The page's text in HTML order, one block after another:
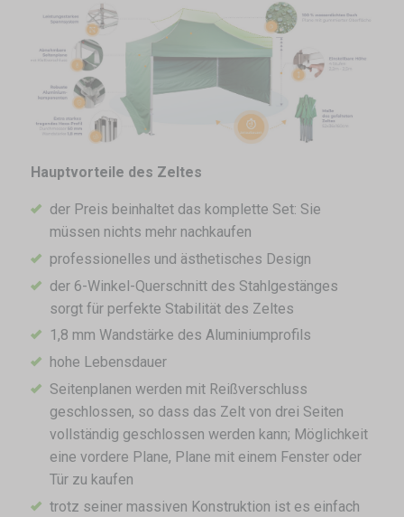
Hauptvorteile des Zeltes
der Preis beinhaltet das komplette Set: Sie
müssen nichts mehr nachkaufen
professionelles und ästhetisches Design
der 6-Winkel-Querschnitt des Stahlgestänges
sorgt für perfekte Stabilität des Zeltes
1,8 mm Wandstärke des Aluminiumprofils
hohe Lebensdauer
Seitenplanen werden mit Reißverschluss
geschlossen, so dass das Zelt von drei Seiten
vollständig geschlossen werden kann; Möglichkeit
eine vordere Plane, Plane mit einem Fenster oder
Tür zu kaufen
trotz seiner massiven Konstruktion ist es einfach